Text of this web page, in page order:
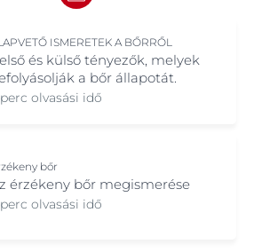
ISMERETEK A BŐRRŐL
és külső tényezők, melyek
a bőr állapotát.
olvasási idő
bőr
érzékeny bőr megismerése
olvasási idő